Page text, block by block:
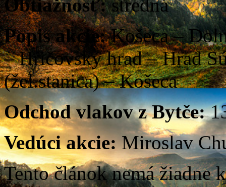
Obtiažnosť:stredná
Popis akcie:Košeca –
– Hričovský hrad – Hrad
(žel.stanica) – Košeca
Odchod vlakov z Bytče:
Vedúci akcie:Miroslav
Tento článok nemá žiadne